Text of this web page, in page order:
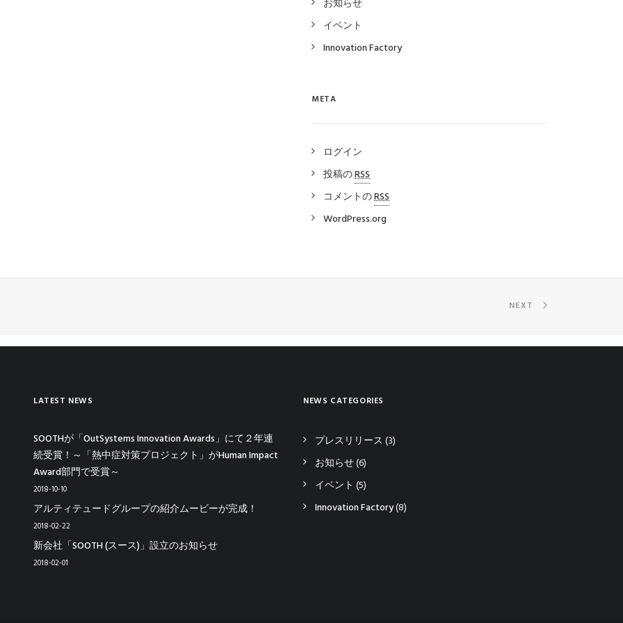
お知らせ
イベント
Innovation Factory
META
ログイン
投稿のRSS
コメントのRSS
WordPress.org
NEXT
LATEST NEWS
SOOTHが「OutSystems Innovation Awards」にて２年連
続受賞！～「熱中症対策プロジェクト」がHuman Impact
Award部門で受賞～
2018-10-10
アルティテュードグループの紹介ムービーが完成！
2018-02-22
新会社「SOOTH (スース)」設立のお知らせ
2018-02-01
NEWS CATEGORIES
プレスリリース (3)
お知らせ(6)
イベント (5)
Innovation Factory(8)